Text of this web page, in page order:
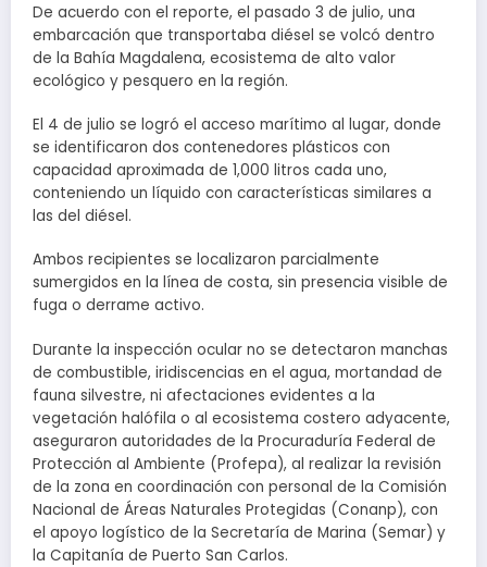
De acuerdo con el reporte, el pasado 3 de julio, una
embarcación que transportaba diésel se volcó dentro
de la Bahía Magdalena, ecosistema de alto valor
ecológico y pesquero en la región.
El 4 de julio se logró el acceso marítimo al lugar, donde
se identificaron dos contenedores plásticos con
capacidad aproximada de 1,000 litros cada uno,
conteniendo un líquido con características similares a
las del diésel.
Ambos recipientes se localizaron parcialmente
sumergidos en la línea de costa, sin presencia visible de
fuga o derrame activo.
Durante la inspección ocular no se detectaron manchas
de combustible, iridiscencias en el agua, mortandad de
fauna silvestre, ni afectaciones evidentes a la
vegetación halófila o al ecosistema costero adyacente,
aseguraron autoridades de la Procuraduría Federal de
Protección al Ambiente (Profepa), al realizar la revisión
de la zona en coordinación con personal de la Comisión
Nacional de Áreas Naturales Protegidas (Conanp), con
el apoyo logístico de la Secretaría de Marina (Semar) y
la Capitanía de Puerto San Carlos.